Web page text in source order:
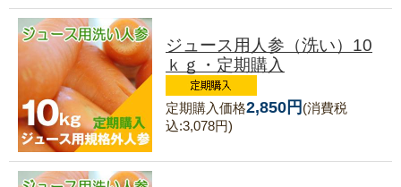
ジュース用人参（洗い）10
ｋｇ・定期購入
定期購入価格2,850円 (消費税
込:3,078円)